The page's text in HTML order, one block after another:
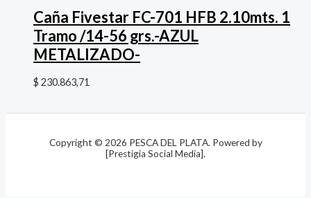
Caña Fivestar FC-701 HFB 2.10mts. 1
Tramo /14-56 grs.-AZUL
METALIZADO-
$ 230.863,71
Copyright © 2026 PESCA DEL PLATA. Powered by
[Prestigia Social Media].